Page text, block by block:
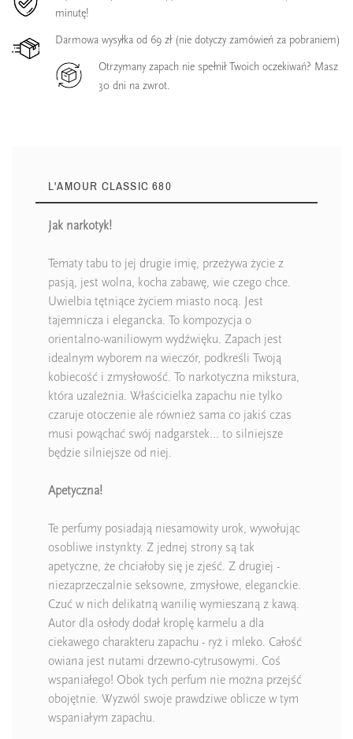
minutę!
Darmowa wysyłka od 69 zł (nie dotyczy zamówień za pobraniem)
Otrzymany zapach nie spełnił Twoich oczekiwań? Masz
30 dni na zwrot.
L'AMOUR CLASSIC 680
Jak narkotyk!
Tematy tabu to jej drugie imię, przeżywa życie z
pasją, jest wolna, kocha zabawę, wie czego chce.
Uwielbia tętniące życiem miasto nocą. Jest
tajemnicza i elegancka. To kompozycja o
orientalno-waniliowym wydźwięku. Zapach jest
idealnym wyborem na wieczór, podkreśli Twoją
kobiecość i zmysłowość. To narkotyczna mikstura,
która uzależnia. Właścicielka zapachu nie tylko
czaruje otoczenie ale również sama co jakiś czas
musi powąchać swój nadgarstek… to silniejsze
będzie silniejsze od niej.
Apetyczna!
Te perfumy posiadają niesamowity urok, wywołując
osobliwe instynkty. Z jednej strony są tak
apetyczne, że chciałoby się je zjeść. Z drugiej -
niezaprzeczalnie seksowne, zmysłowe, eleganckie.
Czuć w nich delikatną wanilię wymieszaną z kawą.
Autor dla osłody dodał kroplę karmelu a dla
ciekawego charakteru zapachu - ryż i mleko. Całość
owiana jest nutami drzewno-cytrusowymi. Coś
wspaniałego! Obok tych perfum nie można przejść
obojętnie. Wyzwól swoje prawdziwe oblicze w tym
wspaniałym zapachu.